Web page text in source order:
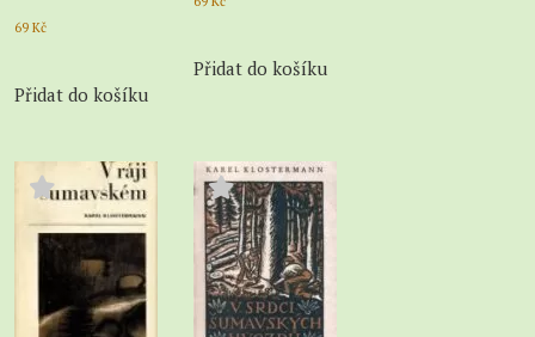
69 Kč
Přidat do košíku
Přidat do košíku